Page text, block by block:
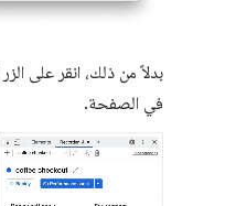
بدلاً من ذلك، انقر على الزر
في الصفحة.